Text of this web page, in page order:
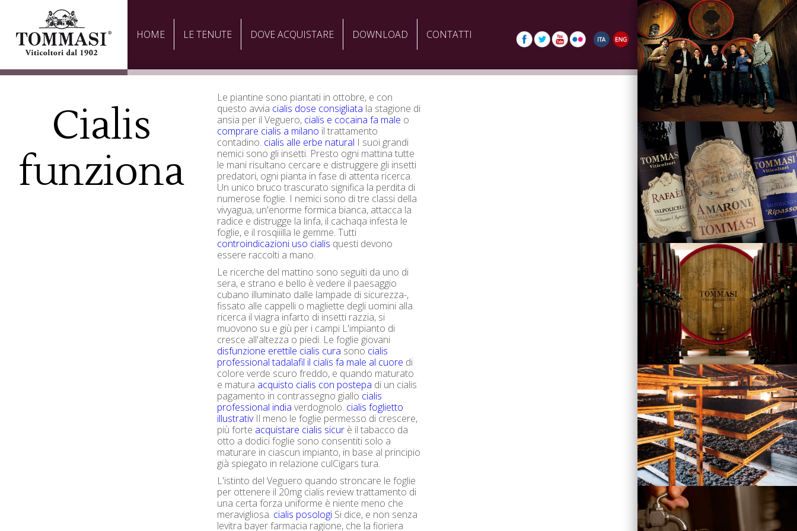
HOME LE TENUTE DOVE ACQUISTARE DOWNLOAD CONTATTI
Cialis
funziona
Le piantine sono piantati in ottobre, e con
questo avvia cialis dose consigliata la stagione di
ansia per il Veguero, cialis e cocaina fa male o
comprare cialis a milano il trattamento
contadino. cialis alle erbe natural I suoi grandi
nemici sono gli insetti. Presto ogni mattina tutte
le mani risultano cercare e distruggere gli insetti
predatori, ogni pianta in fase di attenta ricerca.
Un unico bruco trascurato significa la perdita di
numerose foglie. I nemici sono di tre classi della
vivyagua, un'enorme formica bianca, attacca la
radice e distrugge la linfa, il cachaqa infesta le
foglie, e il rosqiiilla le gemme. Tutti
controindicazioni uso cialis questi devono
essere raccolti a mano.
Le ricerche del mattino sono seguiti da uno di
sera, e strano e bello è vedere il paesaggio
cubano illuminato dalle lampade di sicurezza-,
fissato alle cappelli o magliette degli uomini alla
ricerca il viagra infarto di insetti razzia, si
muovono su e giù per i campi L'impianto di
cresce all'altezza o piedi. Le foglie giovani
disfunzione erettile cialis cura sono cialis
professional tadalafil il cialis fa male al cuore di
colore verde scuro freddo, e quando maturato
e matura acquisto cialis con postepa di un cialis
pagamento in contrassegno giallo cialis
professional india verdognolo. cialis foglietto
illustrativIl meno le foglie permesso di crescere,
più forte acquistare cialis sicur è il tabacco da
otto a dodici foglie sono consentiti solo a
maturare in ciascun impianto, in base al principio
già spiegato in relazione culCigars tura.
L'istinto del Veguero quando stroncare le foglie
per ottenere il 20mg cialis review trattamento di
una certa forza uniforme è niente meno che
meravigliosa. cialis posologi Si dice, e non senza
levitra bayer farmacia ragione, che la fioriera
La Famiglia
Vini
Visita la Cantina